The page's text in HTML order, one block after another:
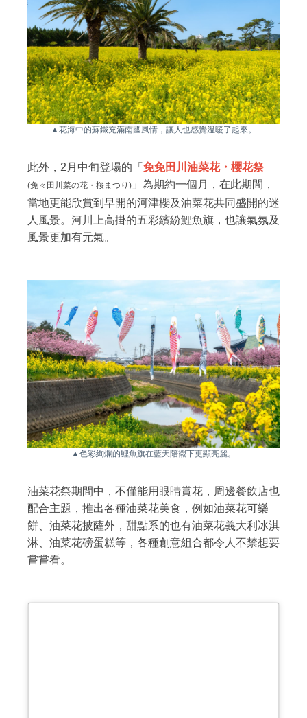
▲花海中的蘇鐵充滿南國風情，讓人也感覺溫暖了起來。
此外，2月中旬登場的「 免免田川油菜花・櫻花祭
(免々田川菜の花・桜まつり) 」為期約一個月，在此期間，
當地更能欣賞到早開的河津櫻及油菜花共同盛開的迷
人風景。河川上高掛的五彩繽紛鯉魚旗，也讓氣氛及
風景更加有元氣。
▲色彩絢爛的鯉魚旗在藍天陪襯下更顯亮麗。
油菜花祭期間中，不僅能用眼睛賞花，周邊餐飲店也
配合主題，推出各種油菜花美食，例如油菜花可樂
餅、油菜花披薩外，甜點系的也有油菜花義大利冰淇
淋、油菜花磅蛋糕等，各種創意組合都令人不禁想要
嘗嘗看。